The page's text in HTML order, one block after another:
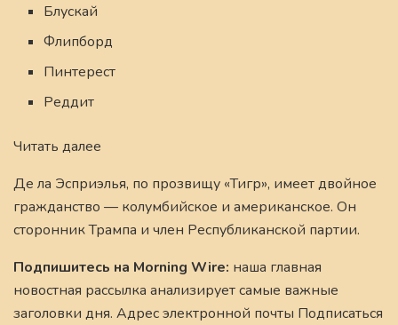
Блускай
Флипборд
Пинтерест
Реддит
Читать далее
Де ла Эсприэлья, по прозвищу «Тигр», имеет двойное
гражданство — колумбийское и американское. Он
сторонник Трампа и член Республиканской партии.
Подпишитесь на Morning Wire: наша главная
новостная рассылка анализирует самые важные
заголовки дня. Адрес электронной почты Подписаться